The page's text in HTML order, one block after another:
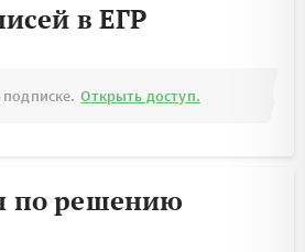
в ЕГР
Открыть доступ.
по решению